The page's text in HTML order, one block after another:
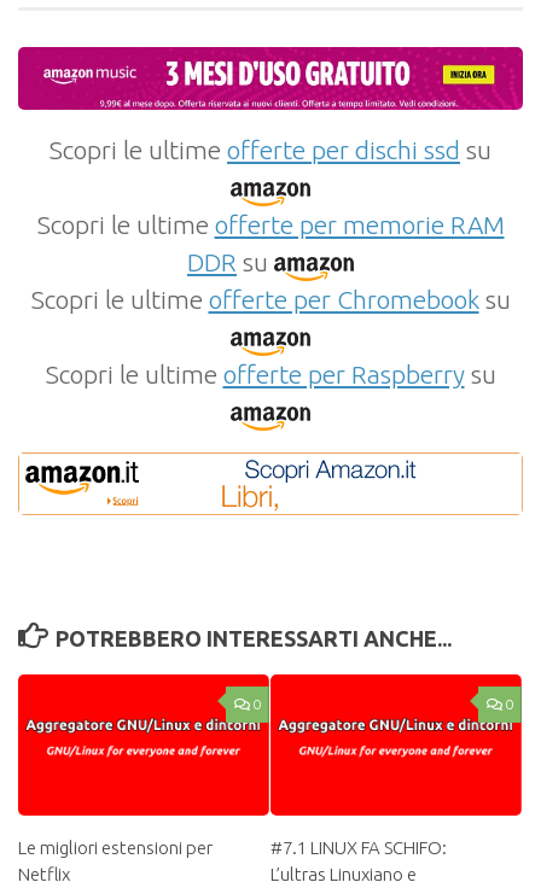
Scopri le ultime offerte per dischi ssd su
Scopri le ultime offerte per memorie RAM
DDR su
Scopri le ultime offerte per Chromebooksu
Scopri le ultime offerte per Raspberrysu
POTREBBERO INTERESSARTI ANCHE...
0
Le migliori estensioni per
Netflix
0
#7.1 LINUX FA SCHIFO:
L’ultras Linuxiano e